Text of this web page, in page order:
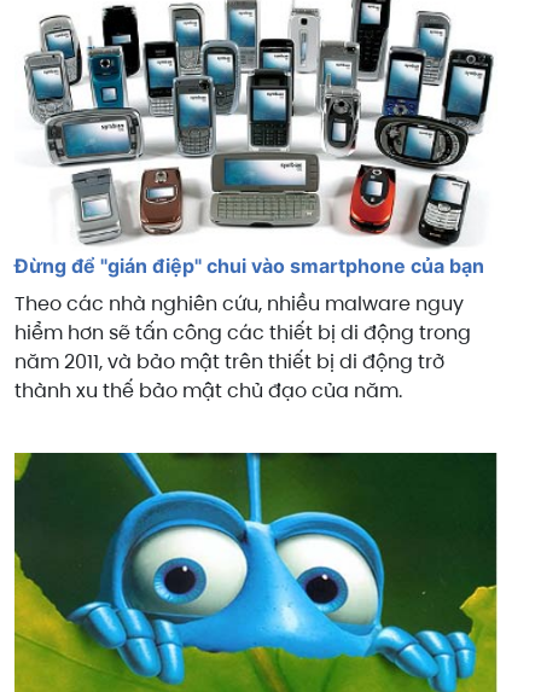
Đừng để "gián điệp" chui vào smartphone của bạn
Theo các nhà nghiên cứu, nhiều malware nguy
hiểm hơn sẽ tấn công các thiết bị di động trong
năm 2011, và bảo mật trên thiết bị di động trở
thành xu thế bảo mật chủ đạo của năm.